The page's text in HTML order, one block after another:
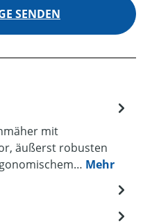
SENDEN
mit
äußerst robusten
Mehr